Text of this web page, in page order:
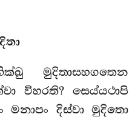
මුදිතාසහගතෙන
විහරති? සෙය්යථාපි
මනාපං දිස්වා මුදිතො